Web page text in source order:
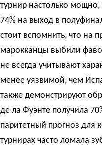
турнир настолько
74% на выход в
стоит вспомнить, что
марокканцы выбили
не всегда учитывают
менее уязвимой, чем
также демонстрируют
де ла Фуэнте получила
паритетный прогноз для
турнирах часто ломала